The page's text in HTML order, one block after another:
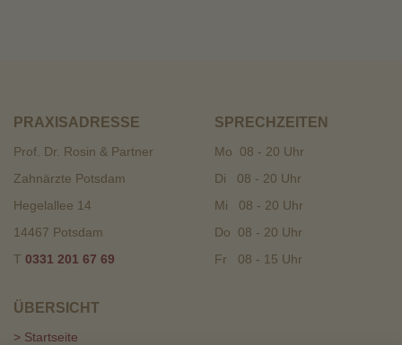
PRAXISADRESSE
Prof. Dr. Rosin & Partner
Zahnärzte Potsdam
Hegelallee 14
14467 Potsdam
T 0331 201 67 69
SPRECHZEITEN
Mo 08 - 20 Uhr
Di 08 - 20 Uhr
Mi 08 - 20 Uhr
Do 08 - 20 Uhr
Fr 08 - 15 Uhr
ÜBERSICHT
> Startseite